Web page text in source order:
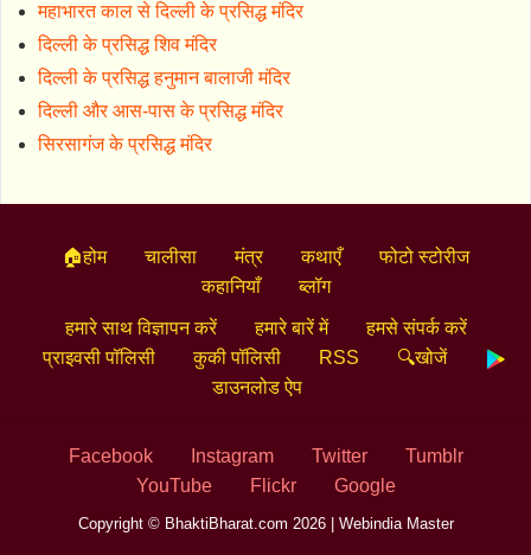
महाभारत काल से दिल्ली के प्रसिद्ध मंदिर
दिल्ली के प्रसिद्ध शिव मंदिर
दिल्ली के प्रसिद्ध हनुमान बालाजी मंदिर
दिल्ली और आस-पास के प्रसिद्ध मंदिर
सिरसागंज के प्रसिद्ध मंदिर
🏠होम चालीसा मंत्र कथाएँ
फोटो स्टोरीज
कहानियाँ
ब्लॉग
हमारे साथ विज्ञापन करें हमारे बारें में
हमसे संपर्क करें
प्राइवसी पॉलिसी
कुकी पॉलिसी RSS
🔍खोजें
डाउनलोड ऐप
Facebook Instagram Twitter
Tumblr
YouTube
Flickr Google
Copyright © BhaktiBharat.com 2026 | Webindia Master